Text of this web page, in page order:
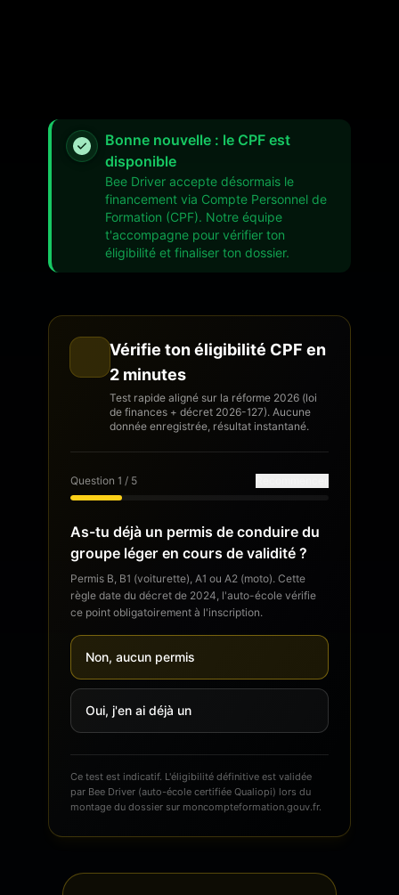
Bonne nouvelle : le CPF est
disponible
Bee Driver accepte désormais le
financement via Compte Personnel de
Formation (CPF). Notre équipe
t'accompagne pour vérifier ton
éligibilité et finaliser ton dossier.
Vérifie ton éligibilité CPF en
2 minutes
Test rapide aligné sur la réforme 2026 (loi
de finances + décret 2026-127). Aucune
donnée enregistrée, résultat instantané.
Question 1 / 5
As-tu déjà un permis de conduire du
groupe léger en cours de validité ?
Permis B, B1 (voiturette), A1 ou A2 (moto). Cette
règle date du décret de 2024, l'auto-école vérifie
ce point obligatoirement à l'inscription.
Non, aucun permis
Oui, j'en ai déjà un
Ce test est indicatif. L'éligibilité définitive est validée
par Bee Driver (auto-école certifiée Qualiopi) lors du
montage du dossier sur moncompteformation.gouv.fr.